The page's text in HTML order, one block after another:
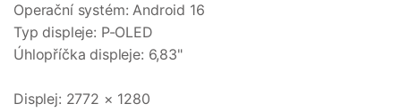
Operační systém: Android 16
Typ displeje: P-OLED
Úhlopříčka displeje: 6,83"
Displej: 2772 × 1280